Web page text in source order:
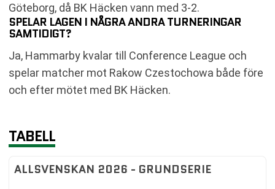
Göteborg, då BK Häcken vann med 3-2.
SPELAR LAGEN I NÅGRA ANDRA TURNERINGAR
SAMTIDIGT?
Ja, Hammarby kvalar till Conference League och
spelar matcher mot Rakow Czestochowa både före
och efter mötet med BK Häcken.
TABELL
ALLSVENSKAN 2026 - GRUNDSERIE